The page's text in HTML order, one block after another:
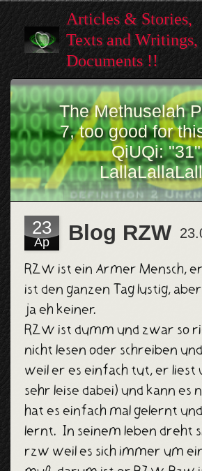
Articles & Stories,
Texts and Writings,
Documents !!
The Methuselah
7, too good for
QiUQi: "31"
I (Home)
Intro
Stories
Gallery
Help
Promicin
Music ♥
--------
NEWest
Top25
More
Beta
Transfer
Impress
23
Ap Blog RZW
RZW ist ein Armer Mensch,
ist den ganzen Tag lustig,
ja eh keiner.
RZW ist dumm und zwar so
nicht lesen oder schreiben
weil er es einfach tut, er liest
sehr leise dabei) und kann es
hat es einfach mal gelernt
lernt. In seinem leben dreht
rzw weil es sich immer um